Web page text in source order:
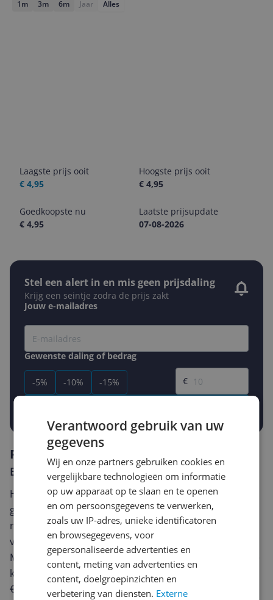
1m 3m 6m Jaar Alles
Laagste prijs ooit
€ 4,95
Hoogste prijs ooit
€ 4,95
Goedkoopste nu
€ 4,95
Laatste prijsupdate
07-08-2026
Stel een alert in en mis geen prijsdaling
Krijg een seintje zodra de prijs zakt
Jouw e-mailadres
Gewenste daling of bedrag
-5% -10% -15%
Gewenste prijs
€
Reviews
Er zijn nog geen reviews geschreven
Heb jij dit product in bezit en wil je graag je mening
geven? Start dan hieronder met het schrijven van je
review. Afhankelijk van de details duurt het schrijven
van een review gemiddeld tussen de 3 en 10 minuten.
Met jouw mening help je andere bezoekers een betere
keuze te maken én maak je iedere maand kans op
€250,-!
Klik hier voor de actievoorwaarden.
Verantwoord gebruik van uw
gegevens
Wij en onze partners gebruiken cookies en
vergelijkbare technologieën om informatie
op uw apparaat op te slaan en te openen
en om persoonsgegevens te verwerken,
zoals uw IP-adres, unieke identificatoren
en browsegegevens, voor
gepersonaliseerde advertenties en
content, meting van advertenties en
content, doelgroepinzichten en
verbetering van diensten. Externe